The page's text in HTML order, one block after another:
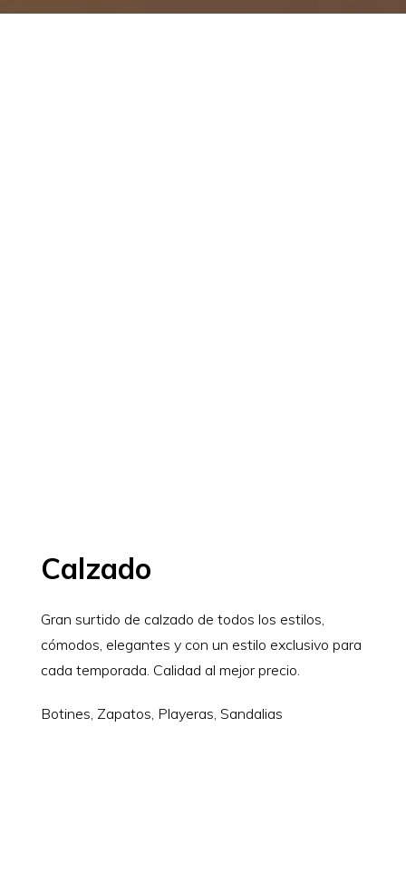
Calzado
Gran surtido de calzado de todos los estilos,
cómodos, elegantes y con un estilo exclusivo para
cada temporada. Calidad al mejor precio.
Botines, Zapatos, Playeras, Sandalias